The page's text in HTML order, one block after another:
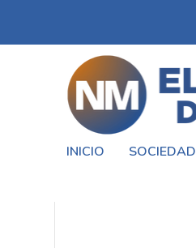
INICIO SOCIEDAD